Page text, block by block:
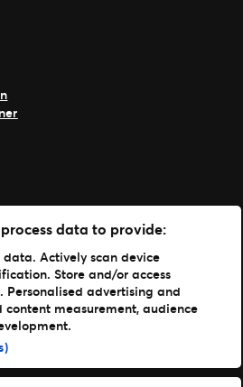
våre
Store)
Play)
data to provide:
Actively scan device
Store and/or access
Personalised advertising and
measurement, audience